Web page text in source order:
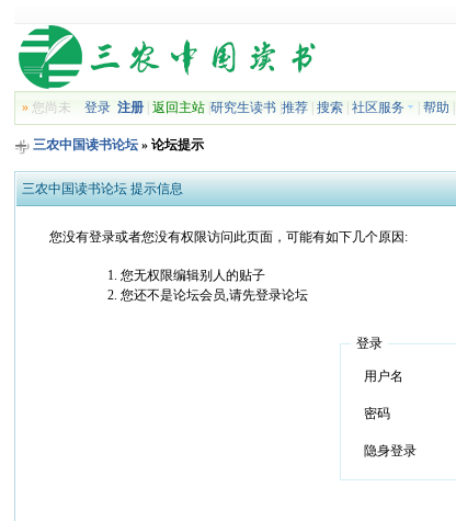
» 您尚未登录 注册 |返回主站 |研究生读书 |推荐 |搜索 |社区服务 |帮助
三农中国读书论坛 » 论坛提示
三农中国读书论坛 提示信息
您没有登录或者您没有权限访问此页面，可能有如下几个原因:
您无权限编辑别人的贴子
您还不是论坛会员,请先登录论坛
登录
用户名
密码
隐身登录